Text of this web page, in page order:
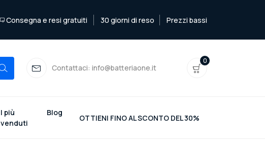
Consegna e resi gratuiti 30 giorni di reso Prezzi bassi
Contattaci: info@batteriaone.it
0
I più
venduti
Blog
OTTIENI FINO AL SCONTO DEL 30%